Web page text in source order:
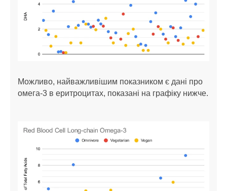
Можливо, найважливішим показником є дані про
омега-3 в ​​еритроцитах, показані на графіку нижче.